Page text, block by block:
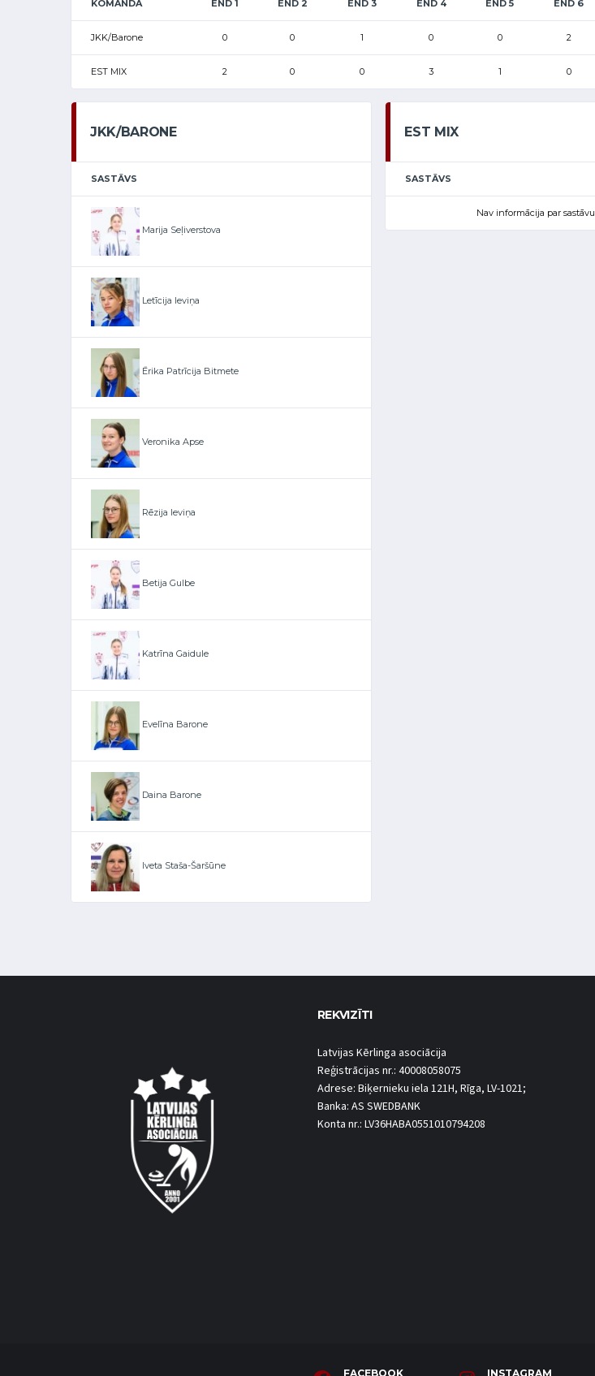
KOMANDA END 1 END 2 END 3 END 4 END 5 END 6
JKK/Barone 0 0 1 0 0 2
EST MIX 2 0 0 3 1 0
JKK/BARONE
SASTĀVS
Marija Seļiverstova
Letīcija Ieviņa
Ērika Patrīcija Bitmete
Veronika Apse
Rēzija Ieviņa
Betija Gulbe
Katrīna Gaidule
Evelīna Barone
Daina Barone
Iveta Staša-Šaršūne
EST MIX
SASTĀVS
Nav informācija par sastāvu
REKVIZĪTI
Latvijas Kērlinga asociācija
Reģistrācijas nr.: 40008058075
Adrese: Biķernieku iela 121H, Rīga, LV-1021;
Banka: AS SWEDBANK
Konta nr.: LV36HABA0551010794208
FACEBOOK INSTAGRAM